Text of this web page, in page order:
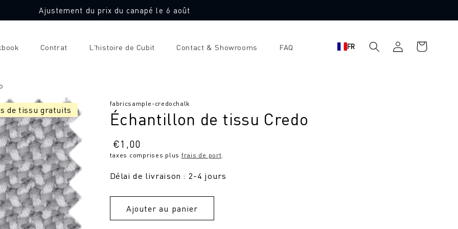
Ajustement du prix du canapé le 6 août
Contrat L'histoire de Cubit Contact & Showrooms FAQ FR
connecter
Panier
d'achat
de tissu gratuits
SKU
fabricsample-credochalk
Échantillon de tissu Credo
Prix
normal
€1,00
taxes comprises plus frais de port.
Délai de livraison : 2-4 jours
Ajouter au panier